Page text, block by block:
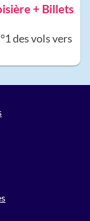
+ Billets
des vols vers